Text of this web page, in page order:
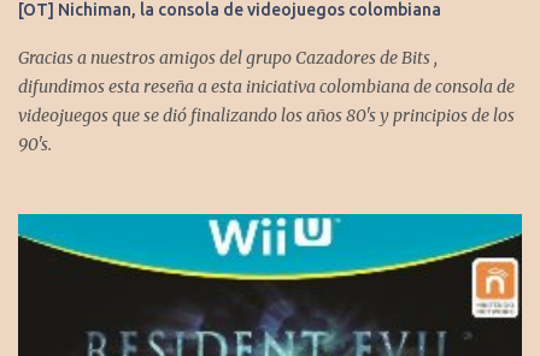
[OT] Nichiman, la consola de videojuegos colombiana
Gracias a nuestros amigos del grupo Cazadores de Bits ,
difundimos esta reseña a esta iniciativa colombiana de consola de
videojuegos que se dió finalizando los años 80's y principios de los
90's.